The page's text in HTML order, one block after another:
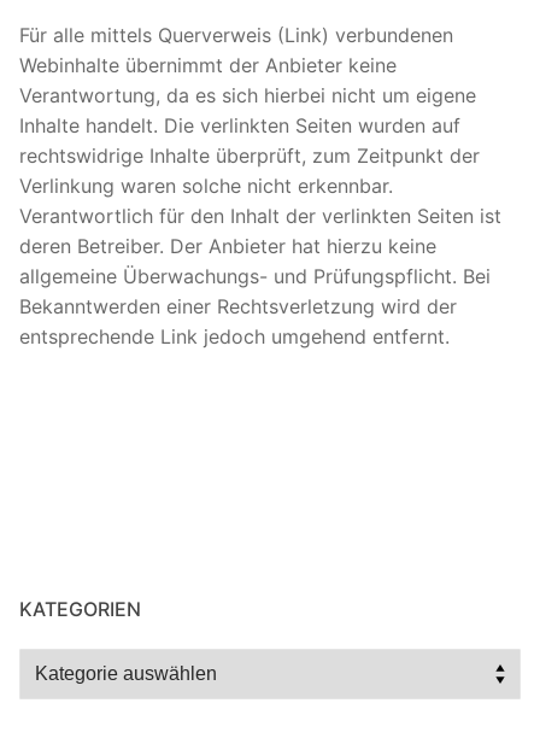
Für alle mittels Querverweis (Link) verbundenen
Webinhalte übernimmt der Anbieter keine
Verantwortung, da es sich hierbei nicht um eigene
Inhalte handelt. Die verlinkten Seiten wurden auf
rechtswidrige Inhalte überprüft, zum Zeitpunkt der
Verlinkung waren solche nicht erkennbar.
Verantwortlich für den Inhalt der verlinkten Seiten ist
deren Betreiber. Der Anbieter hat hierzu keine
allgemeine Überwachungs- und Prüfungspflicht. Bei
Bekanntwerden einer Rechtsverletzung wird der
entsprechende Link jedoch umgehend entfernt.
KATEGORIEN
Kategorien